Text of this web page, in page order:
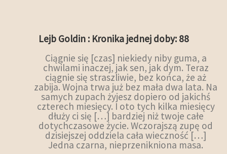
Lejb Goldin : Kronika jednej doby: 88
Ciągnie się [czas] niekiedy niby guma, a
chwilami inaczej, jak sen, jak dym. Teraz
ciągnie się straszliwie, bez końca, że aż
zabija. Wojna trwa już bez mała dwa lata. Na
samych zupach żyjesz dopiero od jakichś
czterech miesięcy. I oto tych kilka miesięcy
dłuży ci się […] bardziej niż twoje całe
dotychczasowe życie. Wczorajszą zupę od
dzisiejszej oddziela cała wieczność […]
Jedna czarna, nieprzenikniona masa.